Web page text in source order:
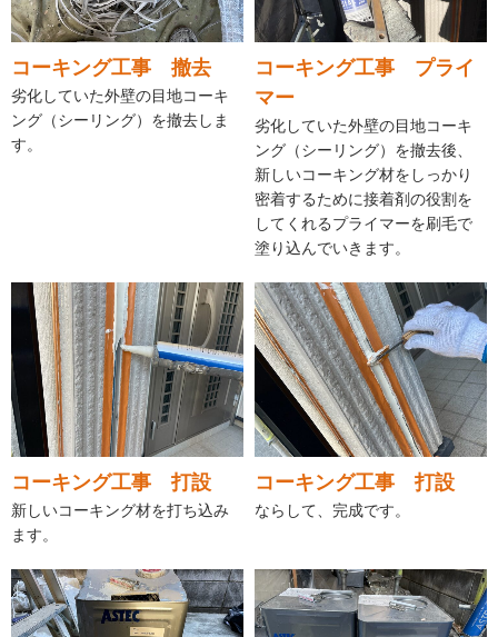
コーキング工事 撤去
劣化していた外壁の目地コーキ
ング（シーリング）を撤去しま
す。
コーキング工事 プライ
マー
劣化していた外壁の目地コーキ
ング（シーリング）を撤去後、
新しいコーキング材をしっかり
密着するために接着剤の役割を
してくれるプライマーを刷毛で
塗り込んでいきます。
コーキング工事 打設
新しいコーキング材を打ち込み
ます。
コーキング工事 打設
ならして、完成です。